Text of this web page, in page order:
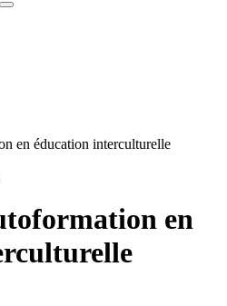
en éducation interculturelle
en